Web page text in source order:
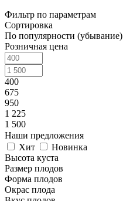
Фильтр по параметрам
Сортировка
По популярности (убывание)
Розничная цена
400
675
950
1 225
1 500
Наши предложения
Хит
Новинка
Высота куста
Размер плодов
Форма плодов
Окрас плода